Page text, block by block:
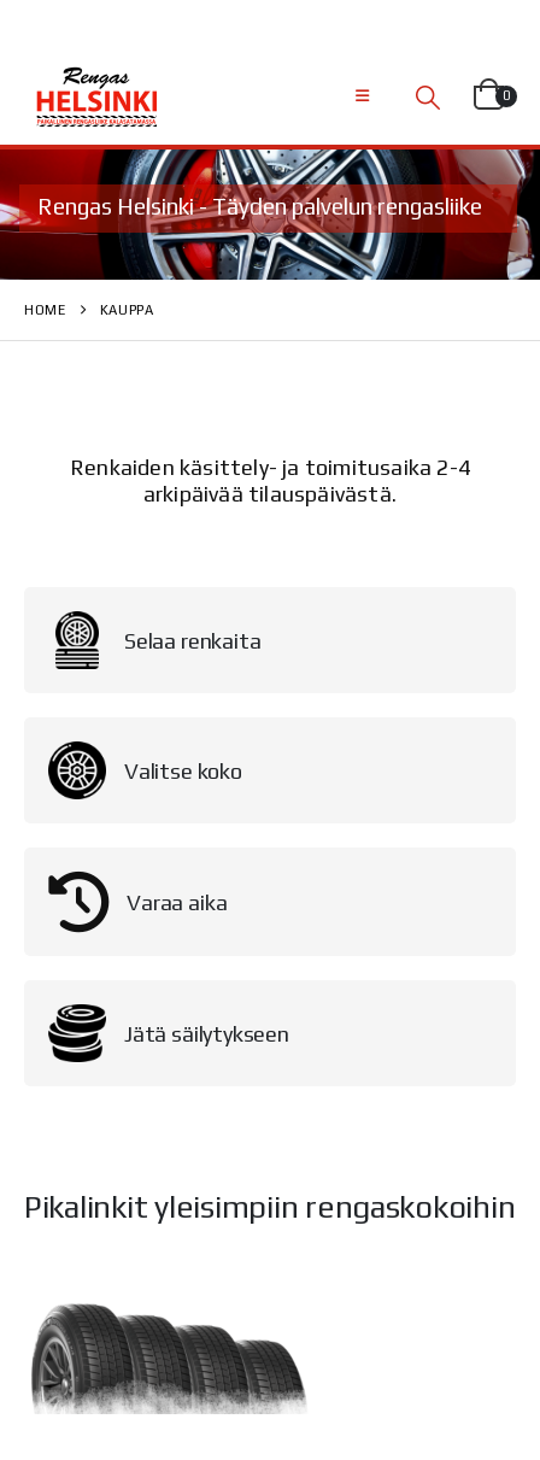
0
Rengas Helsinki - Täyden palvelun rengasliike
HOME KAUPPA
Renkaiden käsittely- ja toimitusaika 2-4
arkipäivää tilauspäivästä.
Selaa renkaita
Valitse koko
Varaa aika
Jätä säilytykseen
Pikalinkit yleisimpiin rengaskokoihin